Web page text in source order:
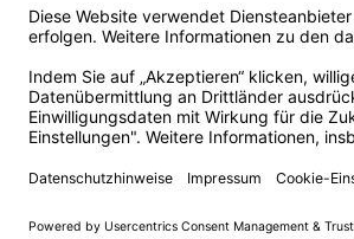
© 1956 - 2026 Gewürz- und Teehaus